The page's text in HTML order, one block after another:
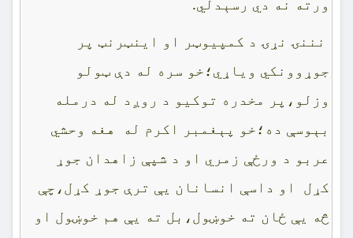
ورته نه دي رسېدلي.
نننۍ نړۍ د کمپيوټر او اينټرنټ پر
جوړوونکي وياړي؛خو سره له دې ټولو
وزلو،پر مخدره توکيو د روږد له درمله
بېوسې ده؛خو پېغمبر اکرم له هغه وحشي
عربو د ورځې زمري او د شپې زاهدان جوړ
کړل او داسې انسانان يې ترې جوړ کړل،چې
څه يې ځان ته خوښول،بل ته يې هم خوښول او